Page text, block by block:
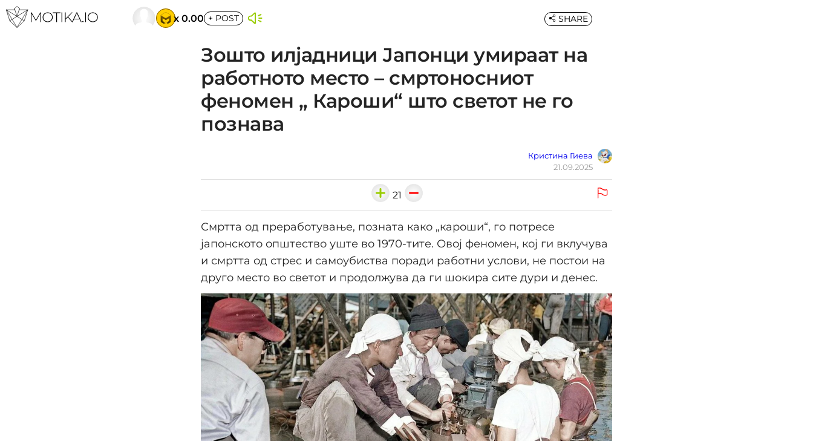
x 0.00 + POST
Зошто илјадници Јапонци умираат на
работното место – смртоносниот
феномен „ Кароши“ што светот не го
познава
Кристина Гиева
21.09.2025
SHARE
21
Смртта од преработување, позната како „кароши“, го потресе
јапонското општество уште во 1970-тите. Овој феномен, кој ги вклучува
и смртта од стрес и самоубиства поради работни услови, не постои на
друго место во светот и продолжува да ги шокира сите дури и денес.